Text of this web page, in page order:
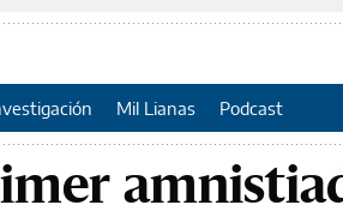
Mil Lianas Podcast